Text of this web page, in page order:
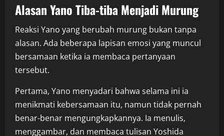
Alasan Yano Tiba-tiba Menjadi Murung
Reaksi Yano yang berubah murung bukan tanpa
alasan. Ada beberapa lapisan emosi yang muncul
bersamaan ketika ia membaca pertanyaan
tersebut.
Pertama, Yano menyadari bahwa selama ini ia
menikmati kebersamaan itu, namun tidak pernah
benar-benar mengungkapkannya. Ia menulis,
menggambar, dan membaca tulisan Yoshida